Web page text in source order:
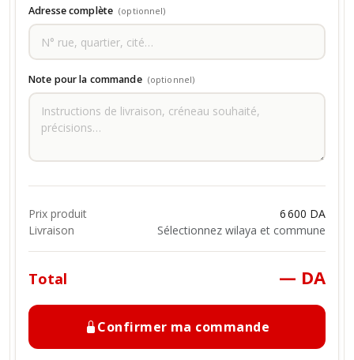
Adresse complète (optionnel)
Note pour la commande (optionnel)
Prix produit
6 600 DA
Livraison
Sélectionnez wilaya et commune
Total — DA
Confirmer ma commande